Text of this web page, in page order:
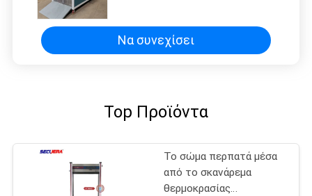
Να συνεχίσει
Top Προϊόντα
Το σώμα περπατά μέσα
από το σκανάρεμα
θερμοκρασίας